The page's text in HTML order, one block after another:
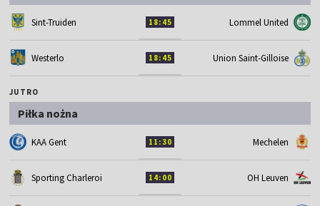
Sint-Truiden 18:45 Lommel United
Westerlo 18:45 Union Saint-Gilloise
JUTRO
Piłka nożna
KAA Gent 11:30 Mechelen
Sporting Charleroi 14:00 OH Leuven